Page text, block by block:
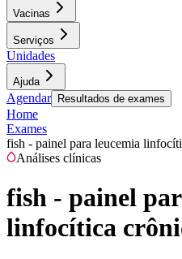
Vacinas
Serviços
Unidades
Ajuda
Agendar Resultados de exames
Home
Exames
fish - painel para leucemia
Análises clínicas
fish - painel
linfocítica